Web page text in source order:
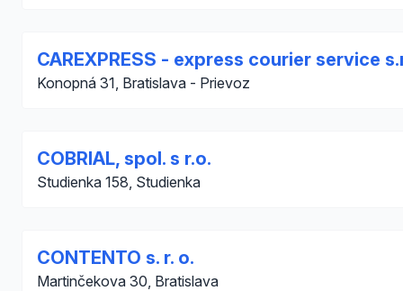
CAREXPRESS - express courier service
Konopná 31, Bratislava - Prievoz
COBRIAL, spol. s r.o.
Studienka 158, Studienka
CONTENTO s. r. o.
Martinčekova 30, Bratislava